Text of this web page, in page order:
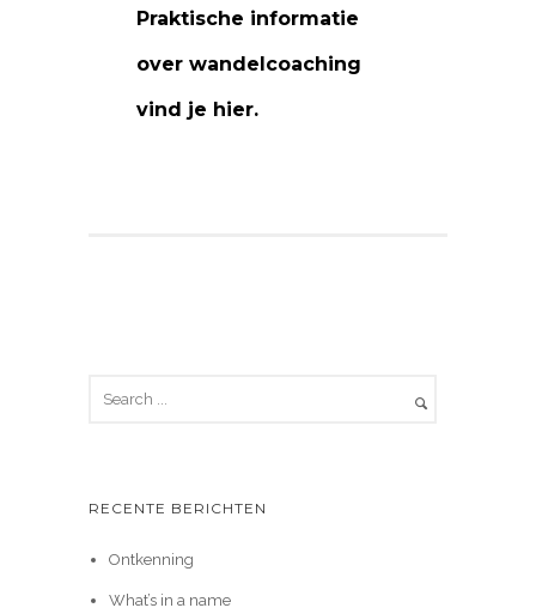
Praktische informatie
over wandelcoaching
vind je hier.
RECENTE BERICHTEN
Ontkenning
What’s in a name